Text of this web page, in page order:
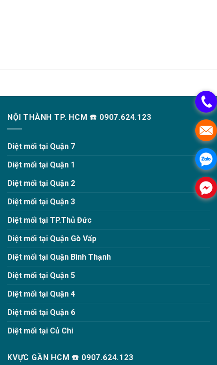
NỘI THÀNH TP. HCM ☎️ 0907.624.123
Diệt mối tại Quận 7
Diệt mối tại Quận 1
Diệt mối tại Quận 2
Diệt mối tại Quận 3
Diệt mối tại TP.Thủ Đức
Diệt mối tại Quận Gò Vấp
Diệt mối tại Quận Bình Thạnh
Diệt mối tại Quận 5
Diệt mối tại Quận 4
Diệt mối tại Quận 6
Diệt mối tại Củ Chi
KVỰC GẦN HCM ☎️ 0907.624.123